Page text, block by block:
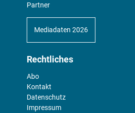
Partner
Mediadaten 2026
Rechtliches
Abo
Kontakt
Datenschutz
Impressum